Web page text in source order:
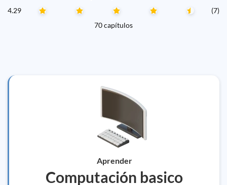
4.29
(7)
70 capítulos
Aprender
Computación basico